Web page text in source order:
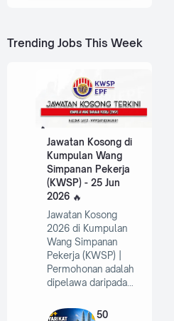
Trending Jobs This Week
Jawatan Kosong di
Kumpulan Wang
Simpanan Pekerja
(KWSP) - 25 Jun
2026
Jawatan Kosong
2026 di Kumpulan
Wang Simpanan
Pekerja (KWSP) |
Permohonan adalah
dipelawa daripada…
50